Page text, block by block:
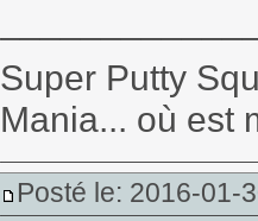
Super Putty
Mania... où est
Posté le: 2016-01-